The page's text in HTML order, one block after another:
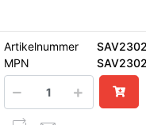
Artikelnummer
MPN